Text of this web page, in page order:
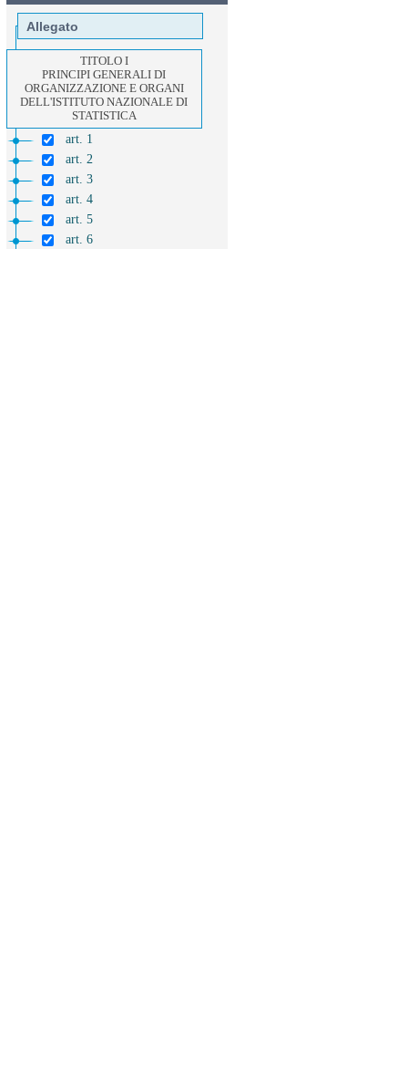
Allegato
TITOLO I
PRINCIPI GENERALI DI
ORGANIZZAZIONE E ORGANI
DELL'ISTITUTO NAZIONALE DI
STATISTICA
art. 1
art. 2
art. 3
art. 4
art. 5
art. 6